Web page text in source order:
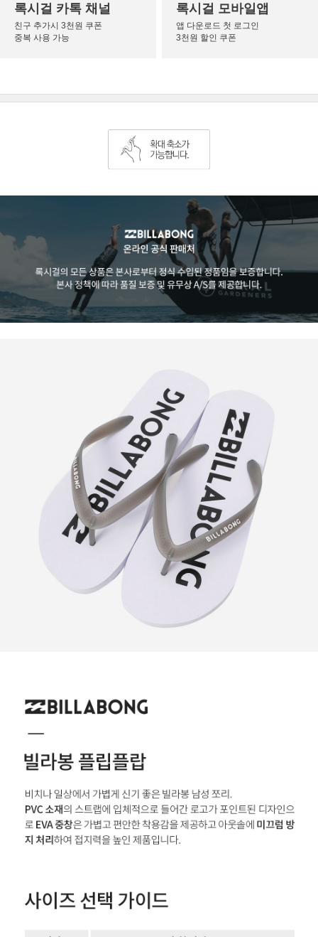
록시걸 카톡 채널
친구 추가시 3천원 쿠폰
중복 사용 가능
록시걸 모바일앱
앱 다운로드 첫 로그인
3천원 할인 쿠폰